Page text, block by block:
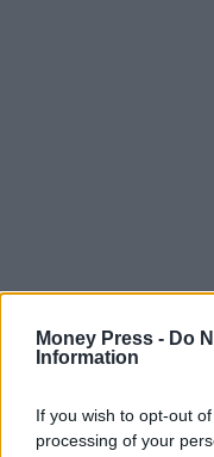
Money Press - Do
Information
If you wish to opt-out
processing of your